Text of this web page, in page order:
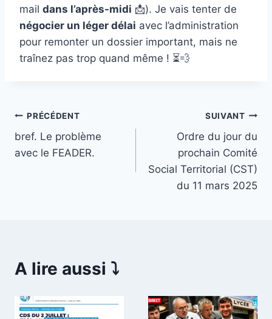
mail dans l’après-midi 📩). Je vais tenter de
négocier un léger délai avec l’administration
pour remonter un dossier important, mais ne
traînez pas trop quand même ! ⏳💨
Navigation
de
PRÉCÉDENT
bref. Le problème
avec le FEADER.
SUIVANT
Ordre du jour du
prochain Comité
Social Territorial (CST)
du 11 mars 2025
A lire aussi ⤵️